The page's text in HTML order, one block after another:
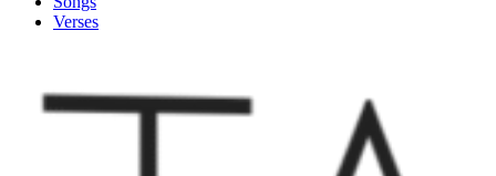
Verses